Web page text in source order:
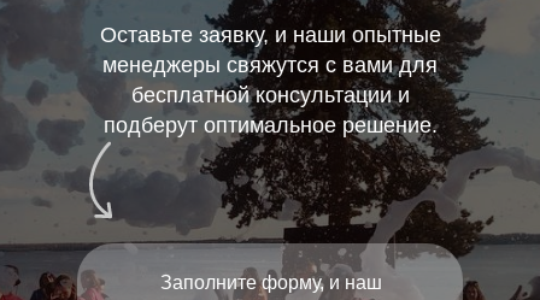
Оставьте заявку, и наши опытные
менеджеры свяжутся с вами для
бесплатной консультации и
подберут оптимальное решение.
Заполните форму, и наш